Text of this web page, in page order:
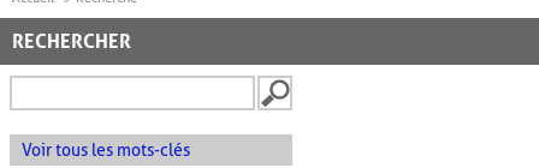
RECHERCHER
Voir tous les mots-clés